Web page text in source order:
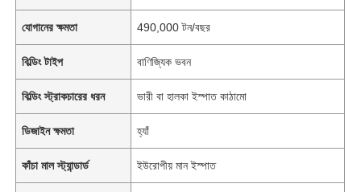
যোগানের ক্ষমতা 490,000 টন/বছর
বিল্ডিং টাইপ বাণিজ্যিক ভবন
বিল্ডিং স্ট্রাকচারের ধরন ভারী বা হালকা ইস্পাত কাঠামো
ডিজাইন ক্ষমতা হ্যাঁ
কাঁচা মাল স্ট্যান্ডার্ড ইউরোপীয় মান ইস্পাত